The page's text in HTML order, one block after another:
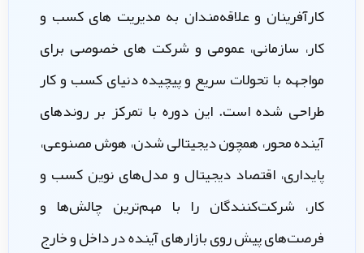
کارآفرینان و علاقه‌مندان به مدیریت های کسب و
کار، سازمانی، عمومی و شرکت های خصوصی برای
مواجهه با تحولات سریع و پیچیده دنیای کسب و کار
طراحی شده است. این دوره با تمرکز بر روندهای
آینده‌ محور، همچون دیجیتالی شدن، هوش مصنوعی،
پایداری، اقتصاد دیجیتال و مدل‌های نوین کسب و
کار، شرکت‌کنندگان را با مهم‌ترین چالش‌ها و
فرصت‌های پیش روی بازارهای آینده در داخل و خارج